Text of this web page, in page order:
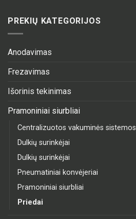
PREKIŲ KATEGORIJOS
Anodavimas
Frezavimas
Išorinis tekinimas
Pramoniniai siurbliai
Centralizuotos vakuminės sistemos
Dulkių surinkėjai
Dulkių surinkėjai
Pneumatiniai konvėjeriai
Pramoniniai siurbliai
Priedai